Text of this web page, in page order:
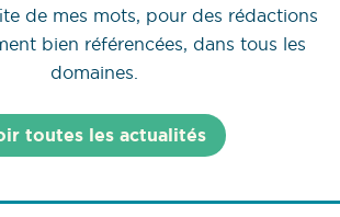
de mes mots, pour des rédactions
bien référencées, dans tous les
domaines.
toutes les actualités